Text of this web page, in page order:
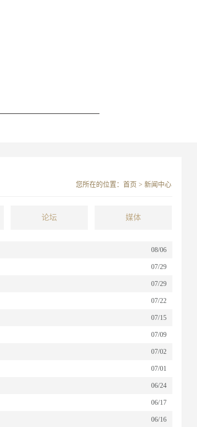
您所在的位置： 首页 > 新闻中心
论坛 媒体
08/06
07/29
07/29
07/22
07/15
07/09
07/02
07/01
06/24
06/17
06/16